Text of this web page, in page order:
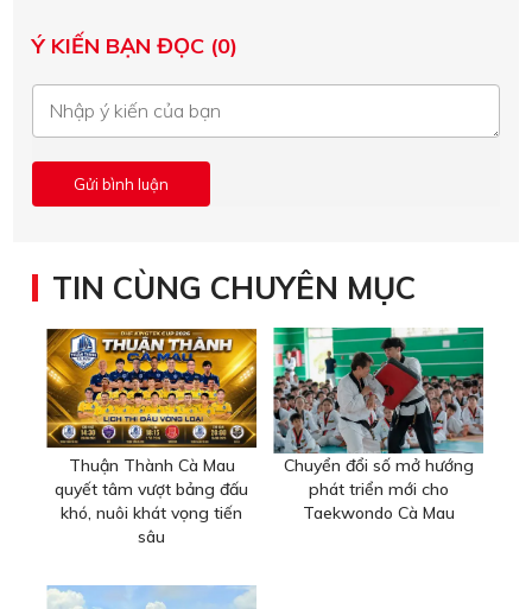
Ý KIẾN BẠN ĐỌC (0)
TIN CÙNG CHUYÊN MỤC
Thuận Thành Cà Mau
quyết tâm vượt bảng đấu
khó, nuôi khát vọng tiến
sâu
Chuyển đổi số mở hướng
phát triển mới cho
Taekwondo Cà Mau